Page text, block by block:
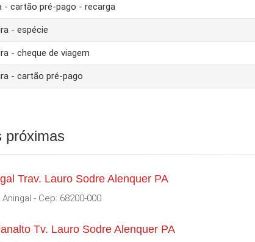
- cartão pré-pago - recarga
- espécie
- cheque de viagem
- cartão pré-pago
próximas
Trav. Lauro Sodre Alenquer PA
- Cep: 68200-000
Tv. Lauro Sodre Alenquer PA